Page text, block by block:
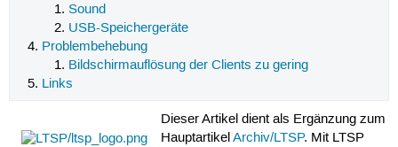
Sound
USB-Speichergeräte
Problembehebung
Bildschirmauflösung der Clients zu gering
Links
Dieser Artikel dient als Ergänzung zum
HauptartikelArchiv/LTSP. Mit LTSP